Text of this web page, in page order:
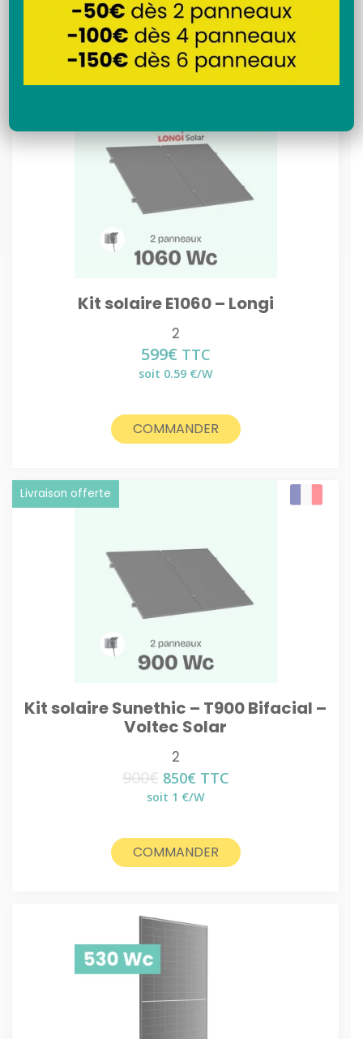
Recherche
Kit solaire E1060 – Longi
Livraison offerte
2
599€ TTC
soit 0.59 €/W
COMMANDER
Kit solaire Sunethic – T900 Bifacial –
Voltec Solar
Livraison offerte
2
900€ Le
prix
900€.
850€Le
prix
850€.
TTC
soit 1 €/W
COMMANDER